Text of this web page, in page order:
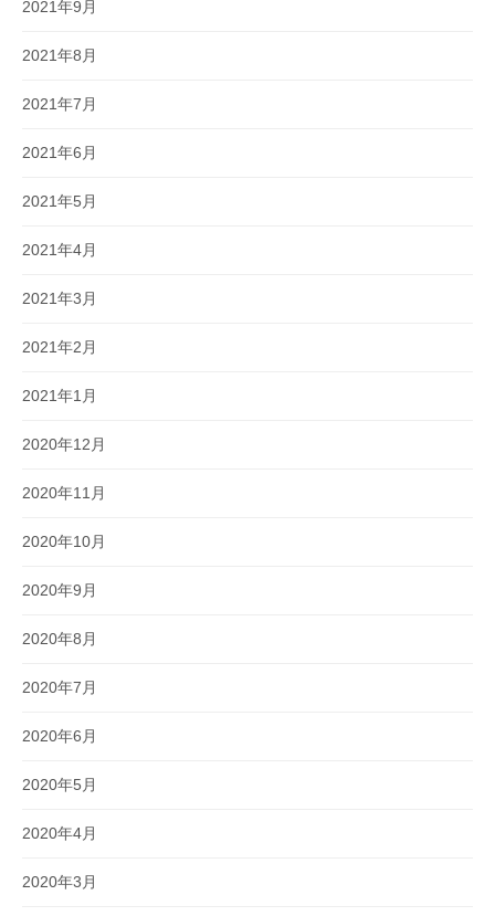
2021年9月
2021年8月
2021年7月
2021年6月
2021年5月
2021年4月
2021年3月
2021年2月
2021年1月
2020年12月
2020年11月
2020年10月
2020年9月
2020年8月
2020年7月
2020年6月
2020年5月
2020年4月
2020年3月